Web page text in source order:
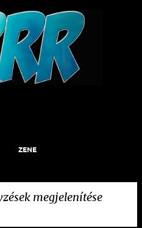
tartalomra
ZENE
megjelenítése